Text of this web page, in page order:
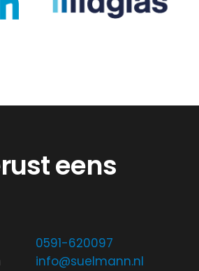
eens
0591-620097
info@suelmann.nl